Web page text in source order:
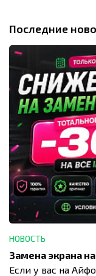
Последние
НОВОСТЬ
Замена экрана
Если у вас на